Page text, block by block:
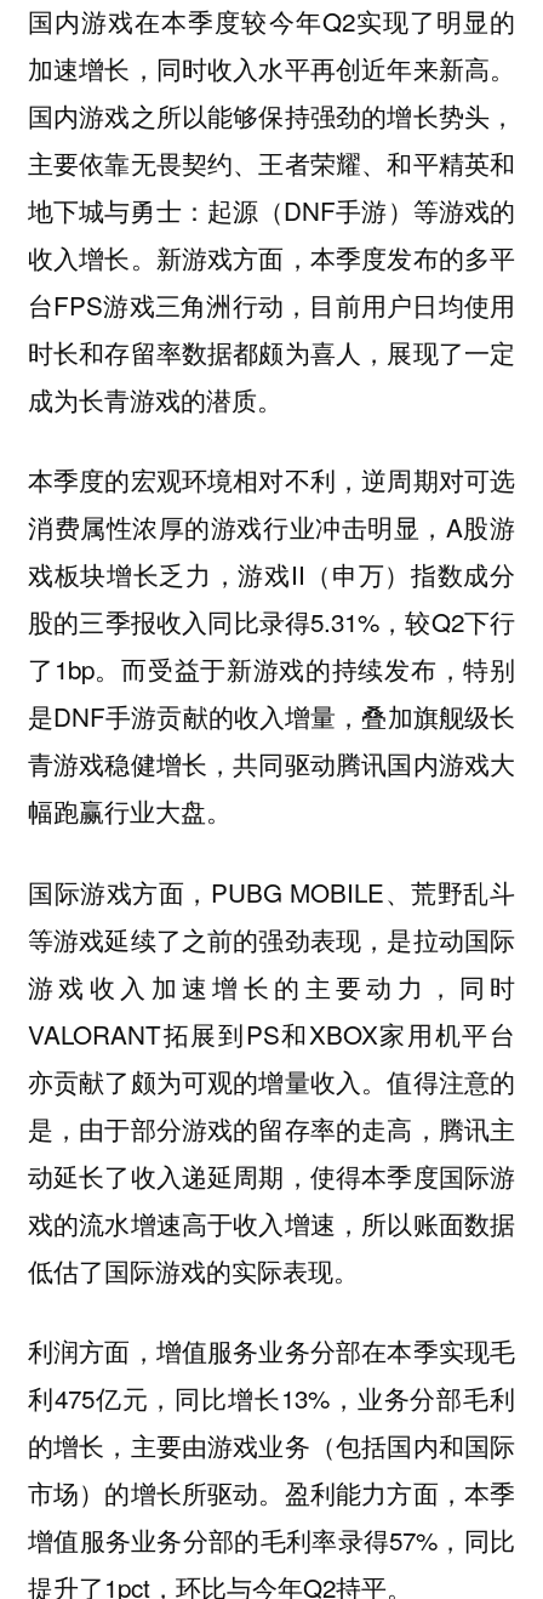
国内游戏在本季度较今年Q2实现了明显的
加速增长，同时收入水平再创近年来新高。
国内游戏之所以能够保持强劲的增长势头，
主要依靠无畏契约、王者荣耀、和平精英和
地下城与勇士：起源（DNF手游）等游戏的
收入增长。新游戏方面，本季度发布的多平
台FPS游戏三角洲行动，目前用户日均使用
时长和存留率数据都颇为喜人，展现了一定
成为长青游戏的潜质。
本季度的宏观环境相对不利，逆周期对可选
消费属性浓厚的游戏行业冲击明显，A股游
戏板块增长乏力，游戏II（申万）指数成分
股的三季报收入同比录得5.31%，较Q2下行
了1bp。而受益于新游戏的持续发布，特别
是DNF手游贡献的收入增量，叠加旗舰级长
青游戏稳健增长，共同驱动腾讯国内游戏大
幅跑赢行业大盘。
国际游戏方面，PUBG MOBILE、荒野乱斗
等游戏延续了之前的强劲表现，是拉动国际
游戏收入加速增长的主要动力，同时
VALORANT拓展到PS和XBOX家用机平台
亦贡献了颇为可观的增量收入。值得注意的
是，由于部分游戏的留存率的走高，腾讯主
动延长了收入递延周期，使得本季度国际游
戏的流水增速高于收入增速，所以账面数据
低估了国际游戏的实际表现。
利润方面，增值服务业务分部在本季实现毛
利475亿元，同比增长13%，业务分部毛利
的增长，主要由游戏业务（包括国内和国际
市场）的增长所驱动。盈利能力方面，本季
增值服务业务分部的毛利率录得57%，同比
提升了1pct，环比与今年Q2持平。